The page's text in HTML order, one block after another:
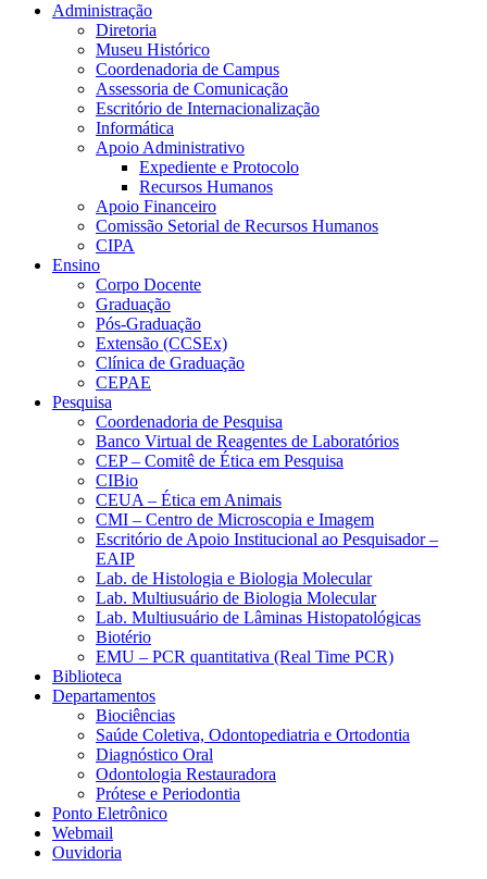
Administração
Diretoria
Museu Histórico
Coordenadoria de Campus
Assessoria de Comunicação
Escritório de Internacionalização
Informática
Apoio Administrativo
Expediente e Protocolo
Recursos Humanos
Apoio Financeiro
Comissão Setorial de Recursos Humanos
CIPA
Ensino
Corpo Docente
Graduação
Pós-Graduação
Extensão (CCSEx)
Clínica de Graduação
CEPAE
Pesquisa
Coordenadoria de Pesquisa
Banco Virtual de Reagentes de Laboratórios
CEP – Comitê de Ética em Pesquisa
CIBio
CEUA – Ética em Animais
CMI – Centro de Microscopia e Imagem
Escritório de Apoio Institucional ao Pesquisador –
EAIP
Lab. de Histologia e Biologia Molecular
Lab. Multiusuário de Biologia Molecular
Lab. Multiusuário de Lâminas Histopatológicas
Biotério
EMU – PCR quantitativa (Real Time PCR)
Biblioteca
Departamentos
Biociências
Saúde Coletiva, Odontopediatria e Ortodontia
Diagnóstico Oral
Odontologia Restauradora
Prótese e Periodontia
Ponto Eletrônico
Webmail
Ouvidoria